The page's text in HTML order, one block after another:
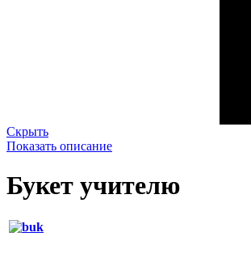
Скрыть
Показать описание
Букет учителю